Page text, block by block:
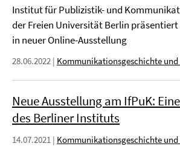
Institut für Publizistik- und
der Freien Universität Berlin präsentiert
in neuer Online-Ausstellung
28.06.2022 | Kommunikationsgeschichte
Neue Ausstellung am IfPuK:
des Berliner Instituts
14.07.2021 | Kommunikationsgeschichte